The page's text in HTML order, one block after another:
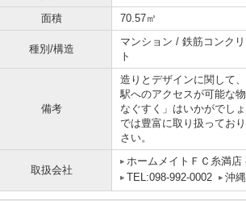
面積
70.57㎡
種別/構造
マンション / 鉄筋コンク
ト
備考
造りとデザインに関して
駅へのアクセスが可能な
なぐすく」はいかがでし
では豊富に取り扱ってお
さい。
取扱会社
ホームメイトＦＣ糸満店
TEL:098-992-0002
沖